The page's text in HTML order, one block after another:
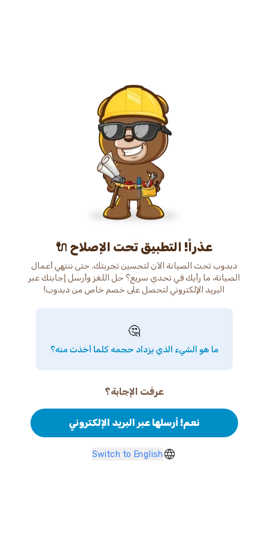
عذراً! التطبيق تحت الإصلاح 🔌
دبدوب تحت الصيانة الآن لتحسين تجربتك. حتى ننتهي أعمال
الصيانة، ما رأيك في تحدي سريع؟ حل اللغز وأرسل إجابتك عبر
البريد الإلكتروني لتحصل على خصم خاص من دبدوب!
🤔
ما هو الشيء الذي يزداد حجمه كلما أخذت منه؟
عرفت الإجابة؟
نعم! أرسلها عبر البريد الإلكتروني
Switch to English